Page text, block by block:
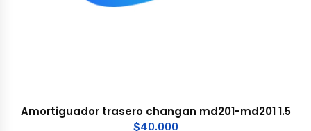
Amortiguador trasero changan md201-md201 1.5
$40.000